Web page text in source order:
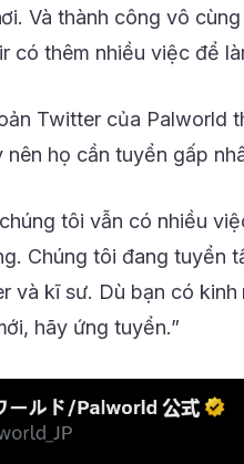
Và thành công vô
có thêm nhiều việc để
Twitter của Palworld
nên họ cần tuyển gấp
tôi vẫn có nhiều
Chúng tôi đang tuyển
và kĩ sư. Dù bạn có
hãy ứng tuyển.”